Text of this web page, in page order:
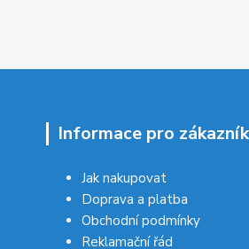
Informace pro
Jak nakupovat
Doprava a platba
Obchodní podmínky
Reklamační řád